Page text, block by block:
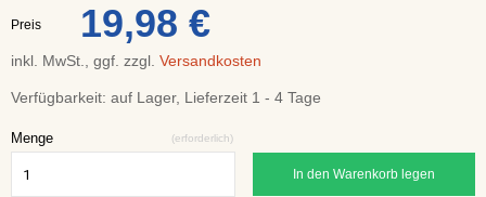
Preis 19,98 €
inkl. MwSt., ggf. zzgl. Versandkosten
Verfügbarkeit: auf Lager, Lieferzeit 1 - 4 Tage
Menge (erforderlich)
In den Warenkorb legen